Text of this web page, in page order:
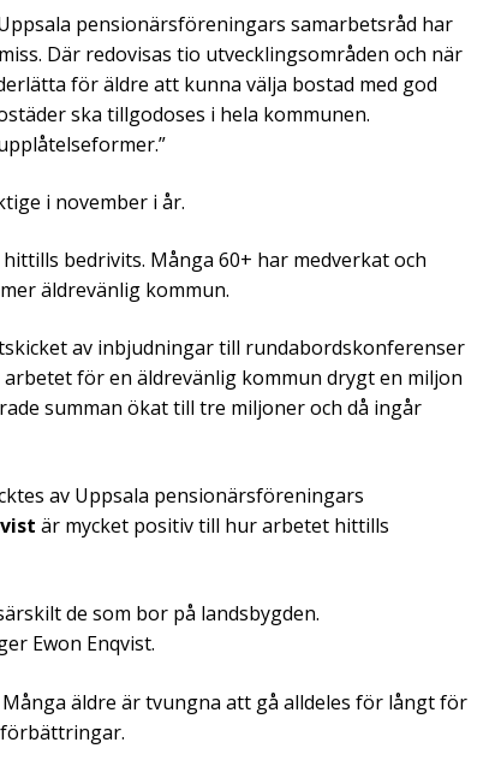
pensionärsföreningars samarbetsråd har
Där redovisas tio utvecklingsområden och när
för äldre att kunna välja bostad med god
ska tillgodoses i hela kommunen.
i november i år.
bedrivits. Många 60+ har medverkat och
äldrevänlig kommun.
av inbjudningar till rundabordskonferenser
för en äldrevänlig kommun drygt en miljon
summan ökat till tre miljoner och då ingår
av Uppsala pensionärsföreningars
är mycket positiv till hur arbetet hittills
de som bor på landsbygden.
Ewon Enqvist.
äldre är tvungna att gå alldeles för långt för